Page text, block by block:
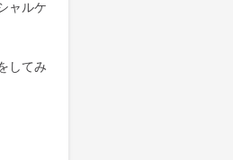
ャルケ
してみ